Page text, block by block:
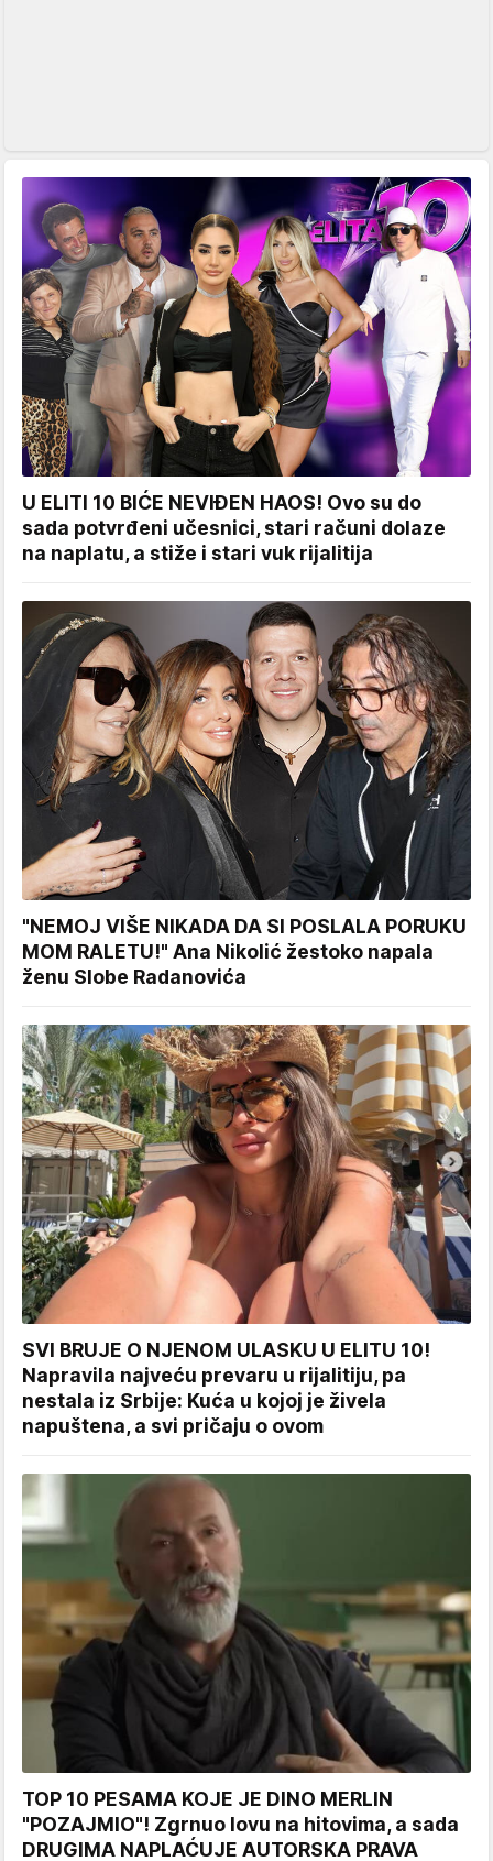
U ELITI 10 BIĆE NEVIĐEN HAOS! Ovo su do
sada potvrđeni učesnici, stari računi dolaze
na naplatu, a stiže i stari vuk rijalitija
"NEMOJ VIŠE NIKADA DA SI POSLALA PORUKU
MOM RALETU!" Ana Nikolić žestoko napala
ženu Slobe Radanovića
SVI BRUJE O NJENOM ULASKU U ELITU 10!
Napravila najveću prevaru u rijalitiju, pa
nestala iz Srbije: Kuća u kojoj je živela
napuštena, a svi pričaju o ovom
TOP 10 PESAMA KOJE JE DINO MERLIN
"POZAJMIO"! Zgrnuo lovu na hitovima, a sada
DRUGIMA NAPLAĆUJE AUTORSKA PRAVA